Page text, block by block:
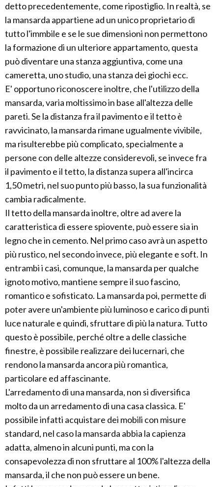
detto precedentemente, come ripostiglio. In realtà, se
la mansarda appartiene ad un unico proprietario di
tutto l'immbile e se le sue dimensioni non permettono
la formazione di un ulteriore appartamento, questa
può diventare una stanza aggiuntiva, come una
cameretta, uno studio, una stanza dei giochi ecc.
E' opportuno riconoscere inoltre, che l'utilizzo della
mansarda, varia moltissimo in base all'altezza delle
pareti. Se la distanza fra il pavimento e il tetto è
ravvicinato, la mansarda rimane ugualmente vivibile,
ma risulterebbe più complicato, specialmente a
persone con delle altezze considerevoli, se invece fra
il pavimento e il tetto, la distanza supera all'incirca
1,50 metri, nel suo punto più basso, la sua funzionalità
cambia radicalmente.
Il tetto della mansarda inoltre, oltre ad avere la
caratteristica di essere spiovente, può essere sia in
legno che in cemento. Nel primo caso avrà un aspetto
più rustico, nel secondo invece, più elegante e soft. In
entrambi i casi, comunque, la mansarda per qualche
ignoto motivo, mantiene sempre il suo fascino,
romantico e sofisticato. La mansarda poi, permette di
poter avere un'ambiente più luminoso e carico di punti
luce naturale e quindi, sfruttare di più la natura. Tutto
questo è possibile, perché oltre a delle classiche
finestre, è possibile realizzare dei lucernari, che
rendono la mansarda ancora più romantica,
particolare ed affascinante.
L'arredamento di una mansarda, non si diversifica
molto da un arredamento di una casa classica. E'
possibile infatti acquistare dei mobili con misure
standard, nel caso la mansarda abbia la capienza
adatta, almeno in alcuni punti, ma con la
consapevolezza di non sfruttare al 100% l'altezza della
mansarda, il che non può essere un bene.